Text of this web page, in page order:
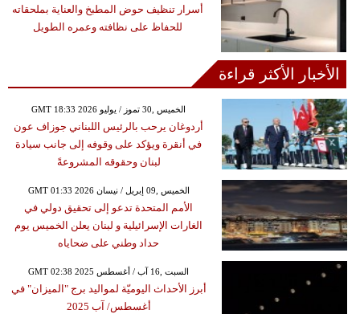
أسرار تنظيف حوض المطبخ والعناية بملحقاته
للحفاظ على نظافته وعمره الطويل
الأخبار الأكثر قراءة
GMT 18:33 2026 الخميس ,30 تموز / يوليو
أردوغان يرحب بالرئيس اللبناني جوزاف عون
في أنقرة ويؤكد على وقوفه إلى جانب سيادة
لبنان وحقوقه المشروعةً
GMT 01:33 2026 الخميس ,09 إبريل / نيسان
الأمم المتحدة تدعو إلى تحقيق دولي في
الغارات الإسرائيلية و لبنان يعلن الخميس يوم
حداد وطني على ضحاياه
GMT 02:38 2025 السبت ,16 آب / أغسطس
أبرز الأحداث اليوميّة لمواليد برج "الميزان" في
أغسطس/ آب 2025